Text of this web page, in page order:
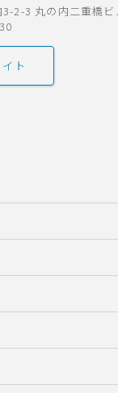
2-3 丸の内二重橋ビ
ト